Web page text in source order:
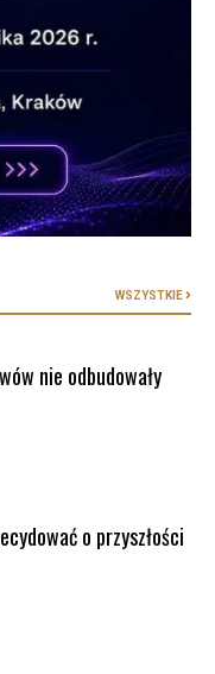
WSZYSTKIE
nie odbudowały
o przyszłości